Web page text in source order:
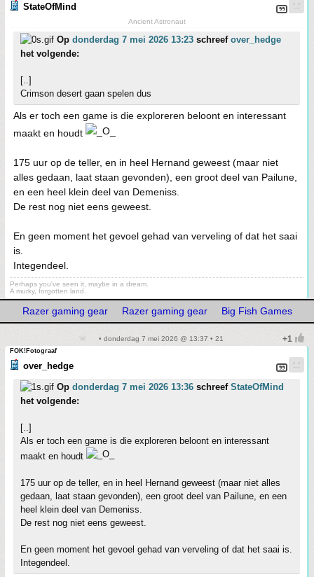
StateOfMind
Ancient Astronaut
Op donderdag 7 mei 2026 13:23 schreef over_hedge
het volgende:
[..]
Crimson desert gaan spelen dus
Als er toch een game is die exploreren beloont en interessant
maakt en houdt
175 uur op de teller, en in heel Hernand geweest (maar niet
alles gedaan, laat staan gevonden), een groot deel van Pailune,
en een heel klein deel van Demeniss.
De rest nog niet eens geweest.
En geen moment het gevoel gehad van verveling of dat het saai
is.
Integendeel.
Perhaps you've seen it, maybe in a dream.
A murky, forgotten land.
Razer gaming gear Razer gaming gear Big Fish Games
• donderdag 7 mei 2026 @ 13:37 • 21
FOK!Fotograaf
over_hedge
Op donderdag 7 mei 2026 13:36 schreef StateOfMind
het volgende:
[..]
Als er toch een game is die exploreren beloont en interessant
maakt en houdt
175 uur op de teller, en in heel Hernand geweest (maar niet alles
gedaan, laat staan gevonden), een groot deel van Pailune, en een
heel klein deel van Demeniss.
De rest nog niet eens geweest.
En geen moment het gevoel gehad van verveling of dat het saai is.
Integendeel.